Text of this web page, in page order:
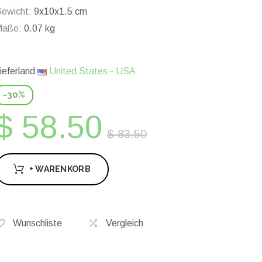
9x10x1.5 cm
0.07 kg
United States - USA
-30%
58.50 $ 83.50
+ WARENKORB
Wunschliste Vergleich